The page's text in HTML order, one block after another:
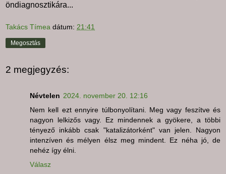
öndiagnosztikára...
Takács Tímea dátum: 21:41
Megosztás
2 megjegyzés:
Névtelen 2024. november 20. 12:16
Nem kell ezt ennyire túlbonyolítani. Meg vagy feszítve és
nagyon lelkizős vagy. Ez mindennek a gyökere, a többi
tényező inkább csak "katalizátorként" van jelen. Nagyon
intenzíven és mélyen élsz meg mindent. Ez néha jó, de
nehéz így élni.
Válasz